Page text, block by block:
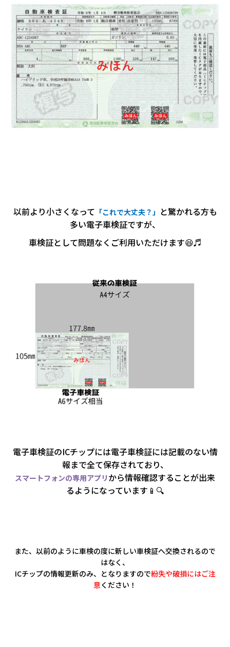
以前より小さくなって 「これで大丈夫？」 と驚かれる方も
多い電子車検証ですが、
車検証として問題なくご利用いただけます😆♬
電子車検証のICチップには電子車検証には記載のない情
報まで全て保存されており、
スマートフォンの専用アプリ から情報確認することが出来
るようになっています📱🔍
また、以前のように車検の度に新しい車検証へ交換されるので
はなく、
ICチップの情報更新のみ、となりますので紛失や破損にはご注
意ください！